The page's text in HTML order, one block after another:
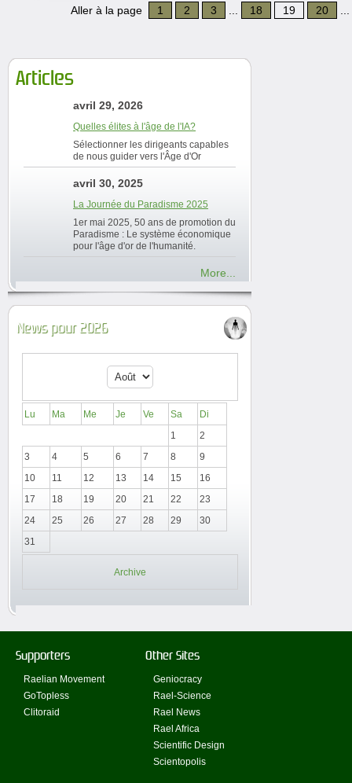
Aller à la page 1 2 3 18 19 20
Articles
avril 29, 2026
Quelles élites à l'âge de l'IA?
Sélectionner les dirigeants capables
de nous guider vers l'Âge d'Or
avril 30, 2025
La Journée du Paradisme 2025
1er mai 2025, 50 ans de promotion du
Paradisme : Le système économique
pour l'âge d'or de l'humanité.
More...
News pour 2026
Lu Ma Me Je Ve Sa
Di
1
2
3
4 5 6 7 8
9
10
11 12 13 14 15
16
17
18 19 20 21 22
23
24
25 26 27 28 29
30
31
Archive
Supporters
Raelian Movement
GoTopless
Clitoraid
Other Sites
Geniocracy
Rael-Science
Rael News
Rael Africa
Scientific Design
Scientopolis